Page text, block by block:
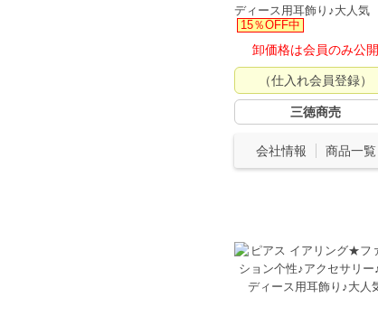
ディース用耳飾り♪大人気
15％OFF中
卸価格は会員のみ公開
（仕入れ会員登録）
三徳商売
会社情報 商品一覧